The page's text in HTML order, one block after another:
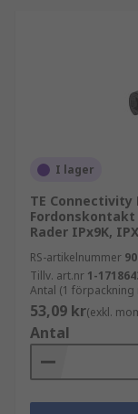
I lager
TE Connectivity
Fordonskontakt
Rader IPx9K,
RS-artikelnummer
Tillv. art.nr 1-
Antal (1 förpackning
53,09 kr(exkl.
Antal